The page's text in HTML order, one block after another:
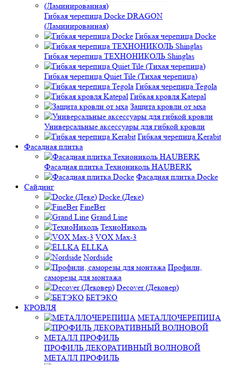
Гибкая черепица Docke DRAGON
(Ламинированная)
Гибкая черепица Docke
Гибкая черепица ТЕХНОНИКОЛЬ Shinglas
Гибкая черепица Quiet Tile (Тихая черепица)
Гибкая черепица Tegola
Гибкая кровля Katepal
Защита кровли от мха
Универсальные аксессуары для гибкой кровли
Гибкая черепица Kerabit
Фасадная плитка
Фасадная плитка Технониколь HAUBERK
Фасадная плитка Docke
Сайдинг
Docke (Деке)
FineBer
Grand Line
ТехноНиколь
VOX Max-3
ЁLLKA
Nordside
Профили,
саморезы для монтажа
Decover (Дековер)
БЕТЭКО
КРОВЛЯ
МЕТАЛЛОЧЕРЕПИЦА
ПРОФИЛЬ ДЕКОРАТИВНЫЙ ВОЛНОВОЙ
МЕТАЛЛ ПРОФИЛЬ